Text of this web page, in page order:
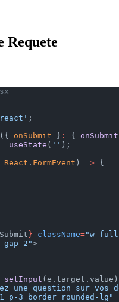
Requete
;
({ onSubmit } : { onSubmit
= useState ( '' );
React . FormEvent ) => {
} className="w-full
2">
setInput (e.target.value)
une question sur vos
p-3 border rounded-lg"